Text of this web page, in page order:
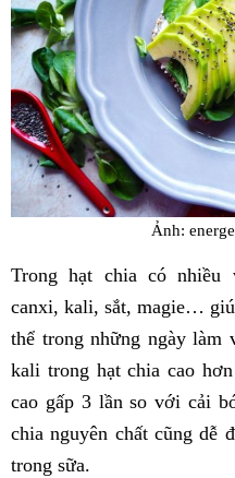
Ảnh:
Trong hạt chia có nhiều
canxi, kali, sắt, magie…
thể trong những ngày
kali trong hạt chia cao
cao gấp 3 lần so với cải
chia nguyên chất cũng dễ
trong sữa.